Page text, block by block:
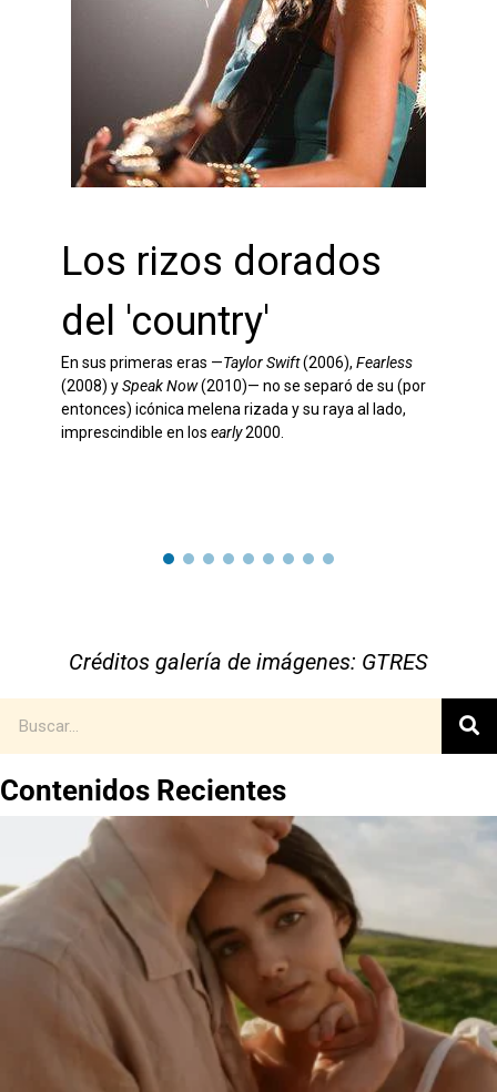
Los rizos dorados
del 'country'
En sus primeras eras —Taylor Swift(2006), Fearless
(2008) ySpeak Now(2010)— no se separó de su (por
entonces) icónica melena rizada y su raya al lado,
imprescindible en los early2000.
Créditos galería de imágenes: GTRES
Contenidos Recientes